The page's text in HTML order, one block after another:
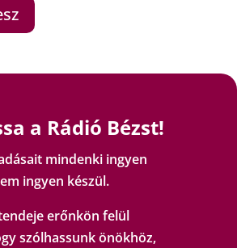
a Rádió Bézst!
mindenki ingyen
ingyen készül.
erőnkön felül
szólhassunk önökhöz,